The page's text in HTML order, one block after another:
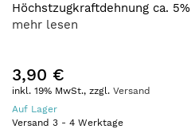
Höchstzugkraftdehnung ca. 5%
mehr lesen
3,90 €
inkl. 19% MwSt., zzgl. Versand
Auf Lager
Versand 3 - 4 Werktage